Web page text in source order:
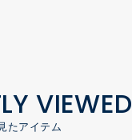
VIEWED
たアイテム